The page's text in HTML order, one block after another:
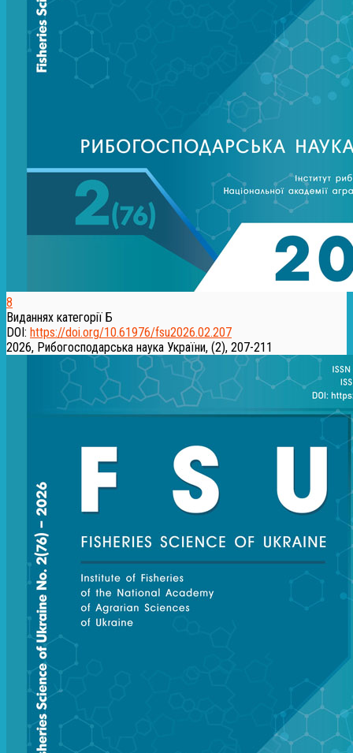
8
Виданнях категорії Б
DOI: https://doi.org/10.61976/fsu2026.02.207
2026, Рибогосподарська наука України, (2), 207-211